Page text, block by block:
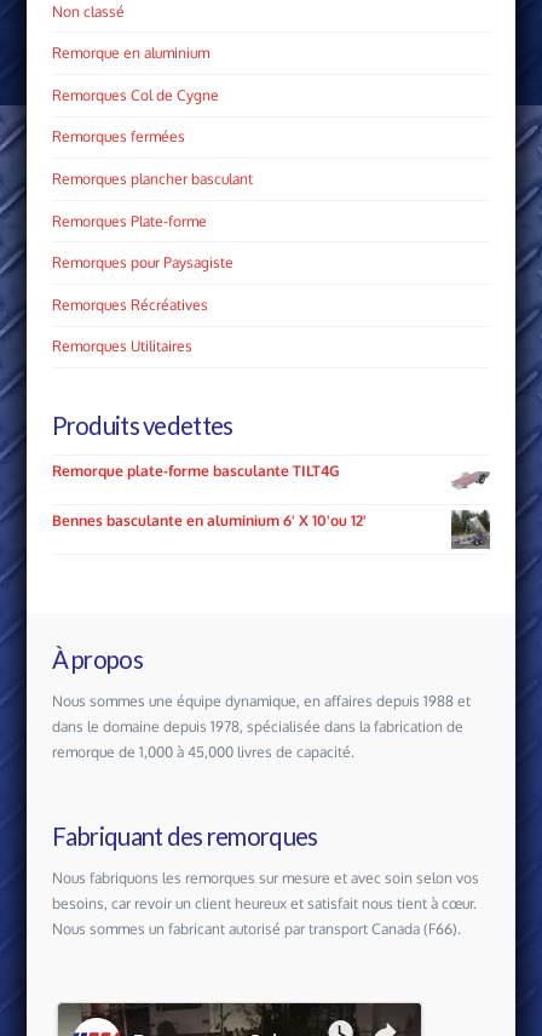
Non classé
Remorque en aluminium
Remorques Col de Cygne
Remorques fermées
Remorques plancher basculant
Remorques Plate­-forme
Remorques pour Paysagiste
Remorques Récréatives
Remorques Utilitaires
Produits vedettes
Remorque plate-forme basculante TILT4G
Bennes basculante en aluminium 6' X 10'ou 12'
À propos
Nous sommes une équipe dynamique, en affaires depuis 1988 et
dans le domaine depuis 1978, spécialisée dans la fabrication de
remorque de 1,000 à 45,000 livres de capacité.
Fabriquant des remorques
Nous fabriquons les remorques sur mesure et avec soin selon vos
besoins, car revoir un client heureux et satisfait nous tient à cœur.
Nous sommes un fabricant autorisé par transport Canada (F66).